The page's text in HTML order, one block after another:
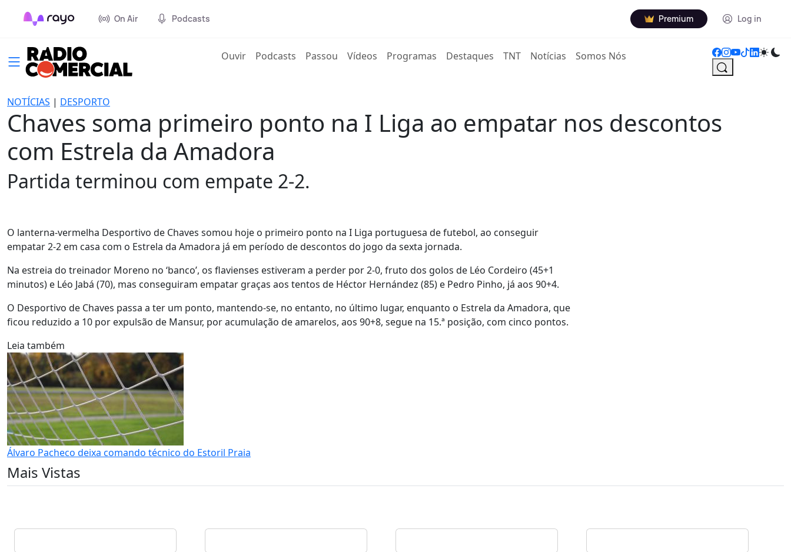
On Air Podcasts Premium Log in
Ouvir(current)
Podcasts Passou Vídeos Programas Destaques TNT Notícias Somos Nós
NOTÍCIAS | DESPORTO
Chaves soma primeiro ponto na I Liga ao empatar nos descontos
com Estrela da Amadora
Partida terminou com empate 2-2.
O lanterna-vermelha Desportivo de Chaves somou hoje o primeiro ponto na I Liga portuguesa de futebol, ao conseguir
empatar 2-2 em casa com o Estrela da Amadora já em período de descontos do jogo da sexta jornada.
Na estreia do treinador Moreno no ‘banco’, os flavienses estiveram a perder por 2-0, fruto dos golos de Léo Cordeiro (45+1
minutos) e Léo Jabá (70), mas conseguiram empatar graças aos tentos de Héctor Hernández (85) e Pedro Pinho, já aos 90+4.
O Desportivo de Chaves passa a ter um ponto, mantendo-se, no entanto, no último lugar, enquanto o Estrela da Amadora, que
ficou reduzido a 10 por expulsão de Mansur, por acumulação de amarelos, aos 90+8, segue na 15.ª posição, com cinco pontos.
Leia também
Álvaro Pacheco deixa comando técnico do Estoril Praia
Mais Vistas